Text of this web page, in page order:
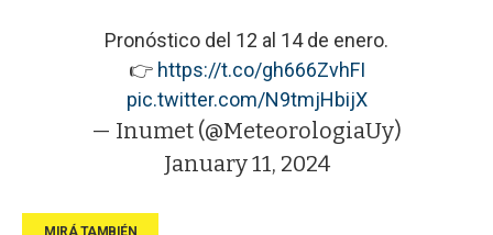
Pronóstico del 12 al 14 de enero.
👉 https://t.co/gh666ZvhFI
pic.twitter.com/N9tmjHbijX
— Inumet (@MeteorologiaUy)
January 11, 2024